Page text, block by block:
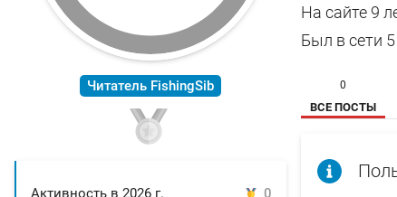
На сайте 9
Был в сети
Читатель FishingSib
Активность в 2026 г.
0
ВСЕ ПОСТЫ
0